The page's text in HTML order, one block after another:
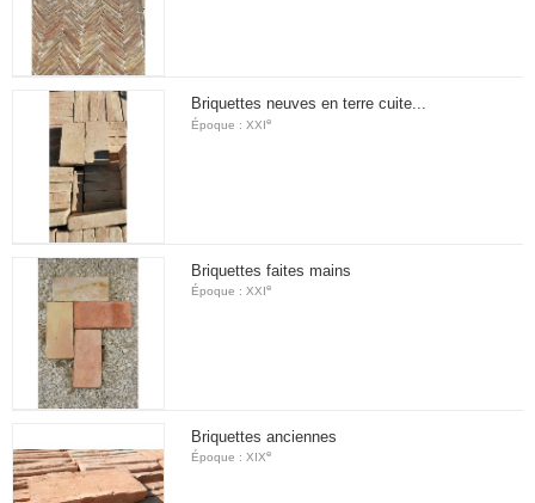
Briquettes neuves en terre cuite...
Époque : XXIe
Briquettes faites mains
Époque : XXIe
Briquettes anciennes
Époque : XIXe